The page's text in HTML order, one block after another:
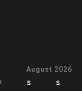
August 2026
S S